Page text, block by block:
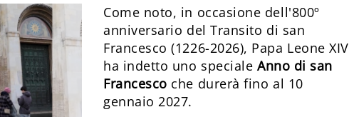
Come noto, in occasione dell'800º
anniversario del Transito di san
Francesco (1226-2026), Papa Leone XIV
ha indetto uno speciale Anno di san
Francesco che durerà fino al 10
gennaio 2027.